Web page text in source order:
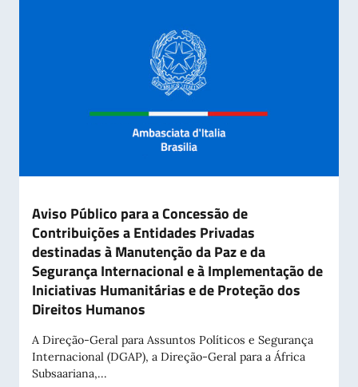
Aviso Público para a Concessão de
Contribuições a Entidades Privadas
destinadas à Manutenção da Paz e da
Segurança Internacional e à Implementação de
Iniciativas Humanitárias e de Proteção dos
Direitos Humanos
A Direção-Geral para Assuntos Políticos e Segurança
Internacional (DGAP), a Direção-Geral para a África
Subsaariana,...